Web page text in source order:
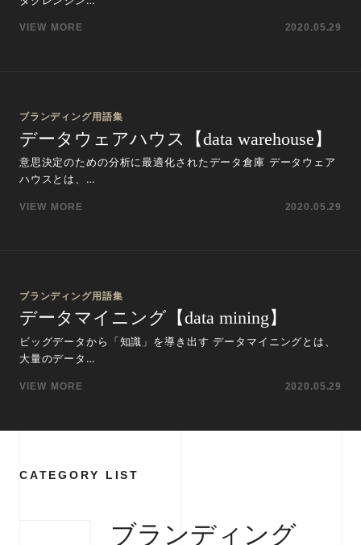
VIEW MORE 2020.05.29
ブランディング用語集
データウェアハウス【data warehouse】
意思決定のための分析に最適化されたデータ倉庫 データウェア
ハウスとは、…
VIEW MORE 2020.05.29
ブランディング用語集
データマイニング【data mining】
ビッグデータから「知識」を導き出す データマイニングとは、
大量のデータ…
VIEW MORE 2020.05.29
CATEGORY LIST
ブランディング